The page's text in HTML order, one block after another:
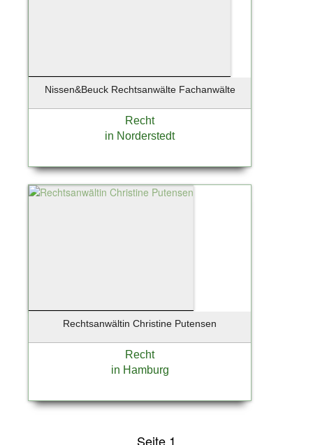
Nissen&Beuck Rechtsanwälte Fachanwälte
Recht
in Norderstedt
Rechtsanwältin Christine Putensen
Recht
in Hamburg
Seite 1